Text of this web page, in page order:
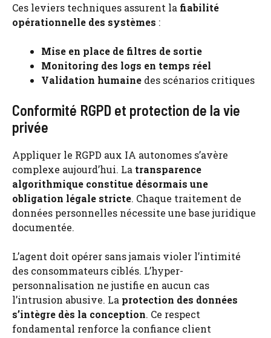
Ces leviers techniques assurent la fiabilité
opérationnelle des systèmes :
Mise en place de filtres de sortie
Monitoring des logs en temps réel
Validation humaine des scénarios critiques
Conformité RGPD et protection de la vie
privée
Appliquer le RGPD aux IA autonomes s’avère
complexe aujourd’hui. La transparence
algorithmique constitue désormais une
obligation légale stricte. Chaque traitement de
données personnelles nécessite une base juridique
documentée.
L’agent doit opérer sans jamais violer l’intimité
des consommateurs ciblés. L’hyper-
personnalisation ne justifie en aucun cas
l’intrusion abusive. La protection des données
s’intègre dès la conception. Ce respect
fondamental renforce la confiance client